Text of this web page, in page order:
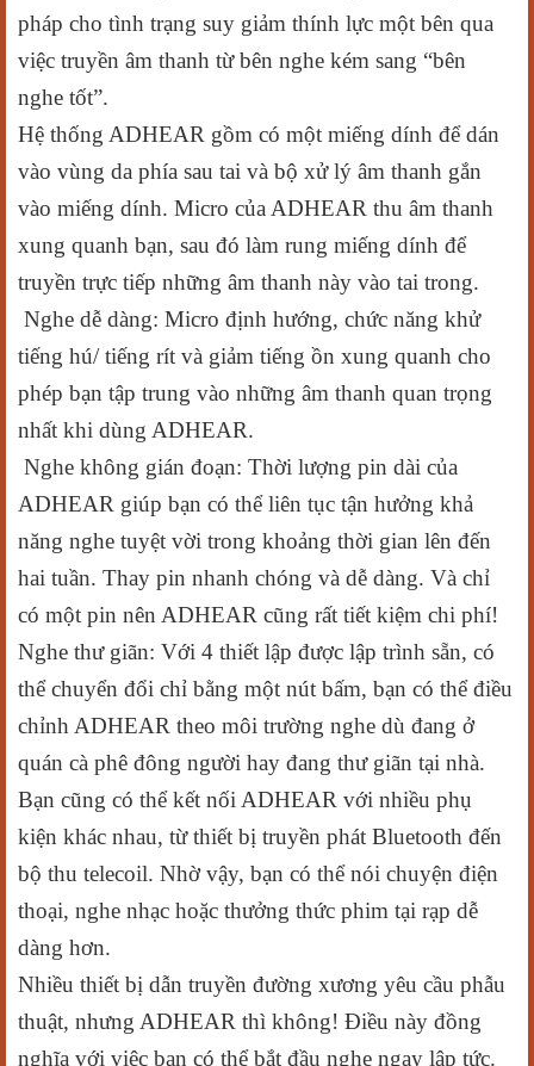
pháp cho tình trạng suy giảm thính lực một bên qua
việc truyền âm thanh từ bên nghe kém sang “bên
nghe tốt”.
Hệ thống ADHEAR gồm có một miếng dính để dán
vào vùng da phía sau tai và bộ xử lý âm thanh gắn
vào miếng dính. Micro của ADHEAR thu âm thanh
xung quanh bạn, sau đó làm rung miếng dính để
truyền trực tiếp những âm thanh này vào tai trong.
Nghe dễ dàng: Micro định hướng, chức năng khử
tiếng hú/ tiếng rít và giảm tiếng ồn xung quanh cho
phép bạn tập trung vào những âm thanh quan trọng
nhất khi dùng ADHEAR.
Nghe không gián đoạn: Thời lượng pin dài của
ADHEAR giúp bạn có thể liên tục tận hưởng khả
năng nghe tuyệt vời trong khoảng thời gian lên đến
hai tuần. Thay pin nhanh chóng và dễ dàng. Và chỉ
có một pin nên ADHEAR cũng rất tiết kiệm chi phí!
Nghe thư giãn: Với 4 thiết lập được lập trình sẵn, có
thể chuyển đổi chỉ bằng một nút bấm, bạn có thể điều
chỉnh ADHEAR theo môi trường nghe dù đang ở
quán cà phê đông người hay đang thư giãn tại nhà.
Bạn cũng có thể kết nối ADHEAR với nhiều phụ
kiện khác nhau, từ thiết bị truyền phát Bluetooth đến
bộ thu telecoil. Nhờ vậy, bạn có thể nói chuyện điện
thoại, nghe nhạc hoặc thưởng thức phim tại rạp dễ
dàng hơn.
Nhiều thiết bị dẫn truyền đường xương yêu cầu phẫu
thuật, nhưng ADHEAR thì không! Điều này đồng
nghĩa với việc bạn có thể bắt đầu nghe ngay lập tức.